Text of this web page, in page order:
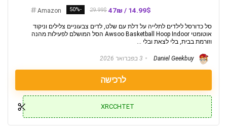
14.99$ / 47₪
29.99$
-50%
Amazon
סל כדורסל לילדים לתלייה על דלת עם שלט, לדים צבעוניים צלילים וניקוד
אוטומטי Awsoo Basketball Hoop Indoor הסל המושלם לפעילות מהנה
וזורמת בבית, בלי לצאת ובלי ...
3 בפברואר 2026
לרכישה
XRCCHTET